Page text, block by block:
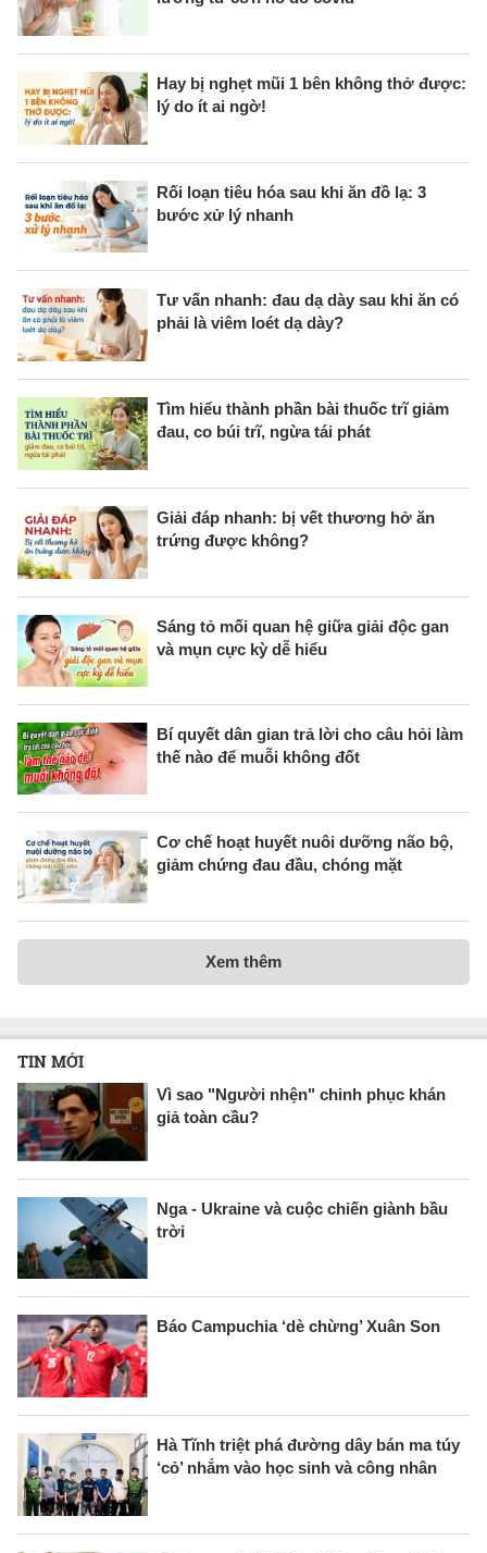
Hay bị nghẹt mũi 1 bên không thở được:
lý do ít ai ngờ!
Rối loạn tiêu hóa sau khi ăn đồ lạ: 3
bước xử lý nhanh
Tư vấn nhanh: đau dạ dày sau khi ăn có
phải là viêm loét dạ dày?
Tìm hiểu thành phần bài thuốc trĩ giảm
đau, co búi trĩ, ngừa tái phát
Giải đáp nhanh: bị vết thương hở ăn
trứng được không?
Sáng tỏ mối quan hệ giữa giải độc gan
và mụn cực kỳ dễ hiểu
Bí quyết dân gian trả lời cho câu hỏi làm
thế nào để muỗi không đốt
Cơ chế hoạt huyết nuôi dưỡng não bộ,
giảm chứng đau đầu, chóng mặt
Xem thêm
TIN MỚI
Vì sao "Người nhện" chinh phục khán
giả toàn cầu?
Nga - Ukraine và cuộc chiến giành bầu
trời
Báo Campuchia ‘dè chừng’ Xuân Son
Hà Tĩnh triệt phá đường dây bán ma túy
‘cỏ’ nhắm vào học sinh và công nhân